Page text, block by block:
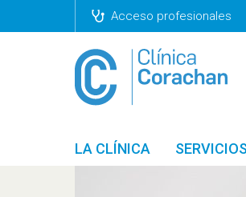
Acceso profesionales
LA CLÍNICA